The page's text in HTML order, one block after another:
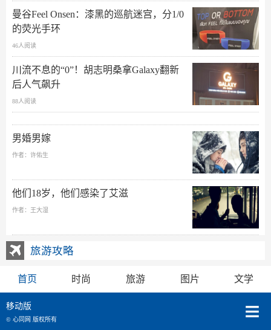
曼谷Feel Onsen：漆黑的巡航迷宫，分1/0
的荧光手环
46人阅读
川流不息的“0”！胡志明桑拿Galaxy翻新
后人气飙升
88人阅读
男婚男嫁
作者：许佑生
他们18岁，他们感染了艾滋
作者：王大湿
旅游攻略
首页 时尚 旅游 图片 文学
移动版
© 心同网 版权所有